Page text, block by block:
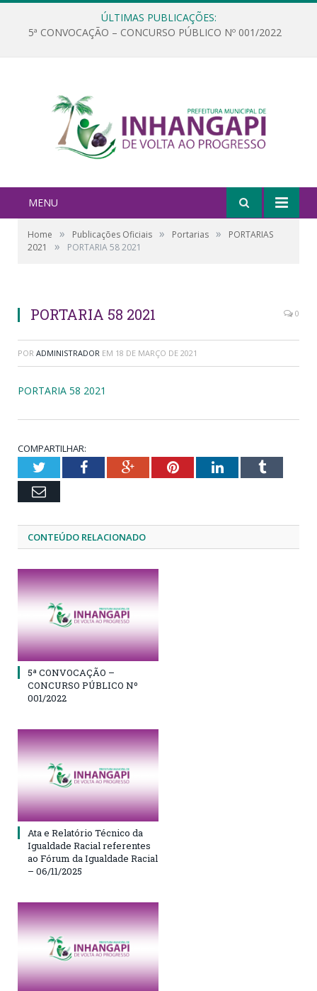
ÚLTIMAS PUBLICAÇÕES:
5ª CONVOCAÇÃO – CONCURSO PÚBLICO Nº 001/2022
MENU
Home » Publicações Oficiais » Portarias »
PORTARIAS
2021
» PORTARIA 58 2021
PORTARIA 58 2021 0
POR ADMINISTRADOR EM 18 DE MARÇO DE 2021
PORTARIA 58 2021
COMPARTILHAR:
TwitterFacebookGoogle+PinterestLinkedInTumblr
Email
CONTEÚDO RELACIONADO
5ª CONVOCAÇÃO –
CONCURSO PÚBLICO Nº
001/2022
Ata e Relatório Técnico da
Igualdade Racial referentes
ao Fórum da Igualdade Racial
– 06/11/2025